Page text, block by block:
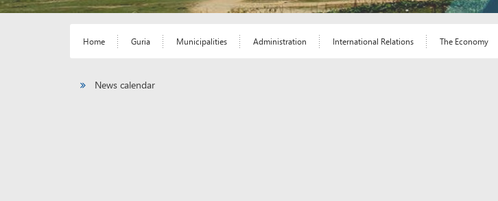
Home Guria Municipalities Administration International Relations The Economy
News calendar